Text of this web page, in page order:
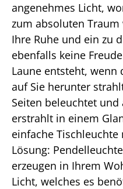
angenehmes Licht,
zum absoluten
Ihre Ruhe und ein zu
ebenfalls keine
Laune entsteht, wenn
auf Sie herunter
Seiten beleuchtet
erstrahlt in einem
einfache
Lösung:
erzeugen in Ihrem
Licht, welches es